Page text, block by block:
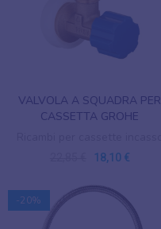
VALVOLA A SQUADRA PER
CASSETTA GROHE
18,10 €
-20%